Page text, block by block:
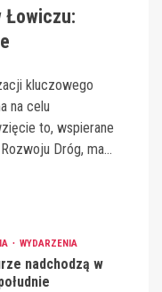
Łowiczu:
kluczowego
na celu
to, wspierane
Dróg, ma...
WYDARZENIA
nadchodzą w